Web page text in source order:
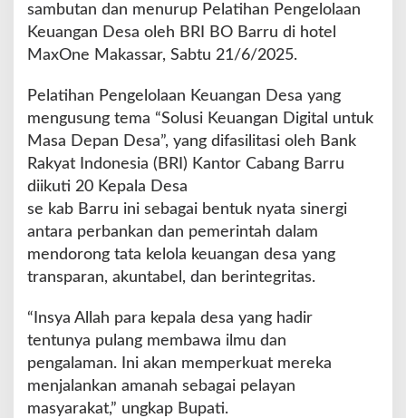
a
n
D
g
t
a
l
U
t
u
k
a
sambutan dan menurup Pelatihan Pengelolaan
Keuangan Desa oleh BRI BO Barru di hotel
MaxOne Makassar, Sabtu 21/6/2025.
Pelatihan Pengelolaan Keuangan Desa yang
mengusung tema “Solusi Keuangan Digital untuk
Masa Depan Desa”, yang difasilitasi oleh Bank
Rakyat Indonesia (BRI) Kantor Cabang Barru
diikuti 20 Kepala Desa
se kab Barru ini sebagai bentuk nyata sinergi
antara perbankan dan pemerintah dalam
mendorong tata kelola keuangan desa yang
transparan, akuntabel, dan berintegritas.
“Insya Allah para kepala desa yang hadir
tentunya pulang membawa ilmu dan
pengalaman. Ini akan memperkuat mereka
menjalankan amanah sebagai pelayan
masyarakat,” ungkap Bupati.